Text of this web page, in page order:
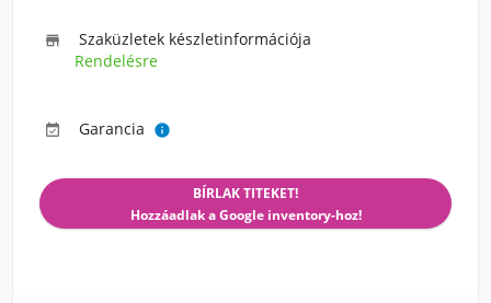

Szaküzletek készletinformációja
Rendelésre
 Garancia 
BÍRLAK TITEKET!
Hozzáadlak a Google inventory-hoz!